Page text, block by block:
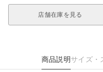
店舗在庫を見る
商品説明サイズ・